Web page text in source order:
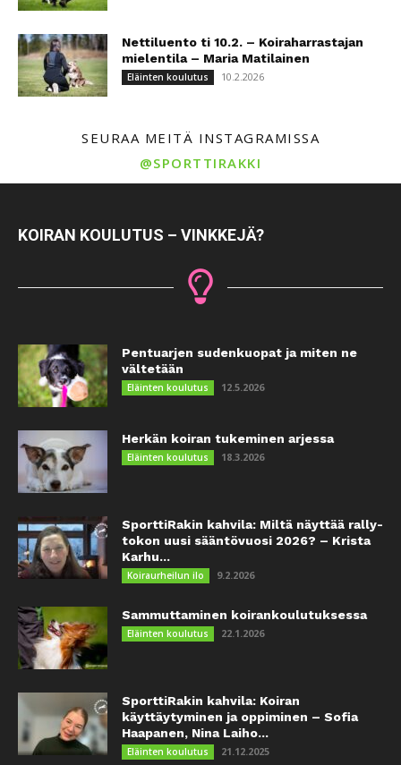
Nettiluento ti 10.2. – Koiraharrastajan
mielentila – Maria Matilainen
Eläinten koulutus 10.2.2026
SEURAA MEITÄ INSTAGRAMISSA
@SPORTTIRAKKI
KOIRAN KOULUTUS – VINKKEJÄ?
Pentuarjen sudenkuopat ja miten ne
vältetään
Eläinten koulutus 12.5.2026
Herkän koiran tukeminen arjessa
Eläinten koulutus 18.3.2026
SporttiRakin kahvila: Miltä näyttää rally-
tokon uusi sääntövuosi 2026? – Krista
Karhu...
Koiraurheilun ilo 9.2.2026
Sammuttaminen koirankoulutuksessa
Eläinten koulutus 22.1.2026
SporttiRakin kahvila: Koiran
käyttäytyminen ja oppiminen – Sofia
Haapanen, Nina Laiho...
Eläinten koulutus 21.12.2025